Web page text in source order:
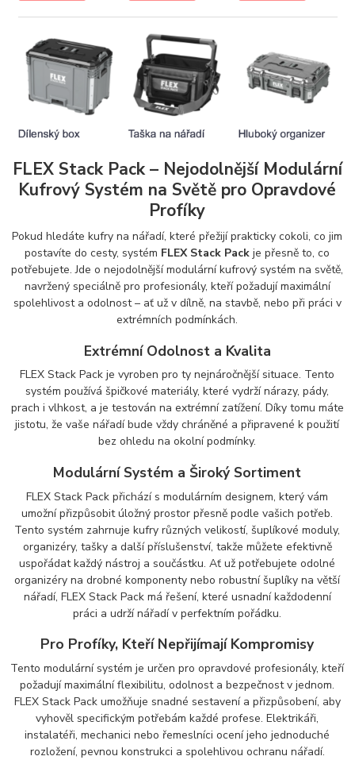
FLEX Stack Pack – Nejodolnější Modulární
Kufrový Systém na Světě pro Opravdové
Profíky
Pokud hledáte kufry na nářadí, které přežijí prakticky cokoli, co jim
postavíte do cesty, systém FLEX Stack Pack je přesně to, co
potřebujete. Jde o nejodolnější modulární kufrový systém na světě,
navržený speciálně pro profesionály, kteří požadují maximální
spolehlivost a odolnost – ať už v dílně, na stavbě, nebo při práci v
extrémních podmínkách.
Extrémní Odolnost a Kvalita
FLEX Stack Pack je vyroben pro ty nejnáročnější situace. Tento
systém používá špičkové materiály, které vydrží nárazy, pády,
prach i vlhkost, a je testován na extrémní zatížení. Díky tomu máte
jistotu, že vaše nářadí bude vždy chráněné a připravené k použití
bez ohledu na okolní podmínky.
Modulární Systém a Široký Sortiment
FLEX Stack Pack přichází s modulárním designem, který vám
umožní přizpůsobit úložný prostor přesně podle vašich potřeb.
Tento systém zahrnuje kufry různých velikostí, šuplíkové moduly,
organizéry, tašky a další příslušenství, takže můžete efektivně
uspořádat každý nástroj a součástku. Ať už potřebujete odolné
organizéry na drobné komponenty nebo robustní šuplíky na větší
nářadí, FLEX Stack Pack má řešení, které usnadní každodenní
práci a udrží nářadí v perfektním pořádku.
Pro Profíky, Kteří Nepřijímají Kompromisy
Tento modulární systém je určen pro opravdové profesionály, kteří
požadují maximální flexibilitu, odolnost a bezpečnost v jednom.
FLEX Stack Pack umožňuje snadné sestavení a přizpůsobení, aby
vyhověl specifickým potřebám každé profese. Elektrikáři,
instalatéři, mechanici nebo řemeslníci ocení jeho jednoduché
rozložení, pevnou konstrukci a spolehlivou ochranu nářadí.